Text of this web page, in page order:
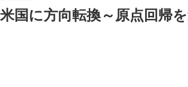
国に方向転換～原点回帰